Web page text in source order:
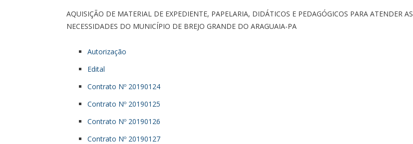
AQUISIÇÃO DE MATERIAL DE EXPEDIENTE, PAPELARIA, DIDÁTICOS E PEDAGÓGICOS PARA ATENDER AS
NECESSIDADES DO MUNICÍPIO DE BREJO GRANDE DO ARAGUAIA-PA
Autorização
Edital
Contrato Nº 20190124
Contrato Nº 20190125
Contrato Nº 20190126
Contrato Nº 20190127